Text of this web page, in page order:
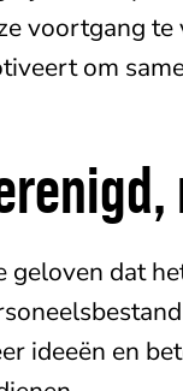
voortgang te
om
geloven dat
ideeën en